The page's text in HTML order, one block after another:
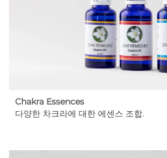
Chakra Essences
다양한 차크라에 대한 에센스 조합.